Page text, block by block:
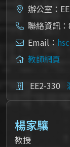
辦公室：
聯絡資訊
Email：
教師網頁
EE2-330
楊家驤
教授